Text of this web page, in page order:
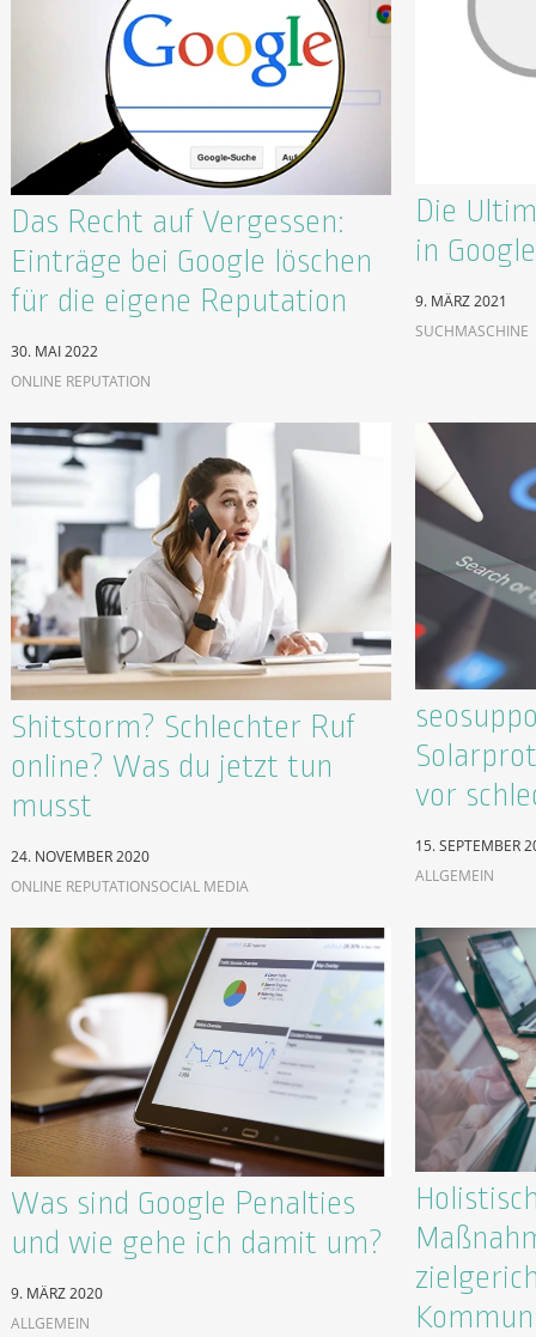
Das Recht auf Vergessen:
Einträge bei Google löschen
für die eigene Reputation
30. MAI 2022
ONLINE REPUTATION
Die
in
9. MÄRZ 2021
SUCHMASCHINE
Shitstorm? Schlechter Ruf
online? Was du jetzt tun
musst
24. NOVEMBER 2020
ONLINE REPUTATIONSOCIAL MEDIA
vor
15. SEPTEMBER
ALLGEMEIN
Was sind Google Penalties
und wie gehe ich damit um?
9. MÄRZ 2020
ALLGEMEIN